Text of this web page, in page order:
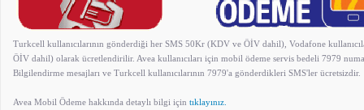
Turkcell kullanıcılarının gönderdiği her SMS 50Kr (KDV ve ÖİV dahil), Vodafone
ÖİV dahil) olarak ücretlendirilir. Avea kullanıcıları için mobil ödeme servis bedeli 7979
Bilgilendirme mesajları ve Turkcell kullanıcılarının 7979'a gönderdikleri SMS'ler ücretsizdir.
Avea Mobil Ödeme hakkında detaylı bilgi için tıklayınız.